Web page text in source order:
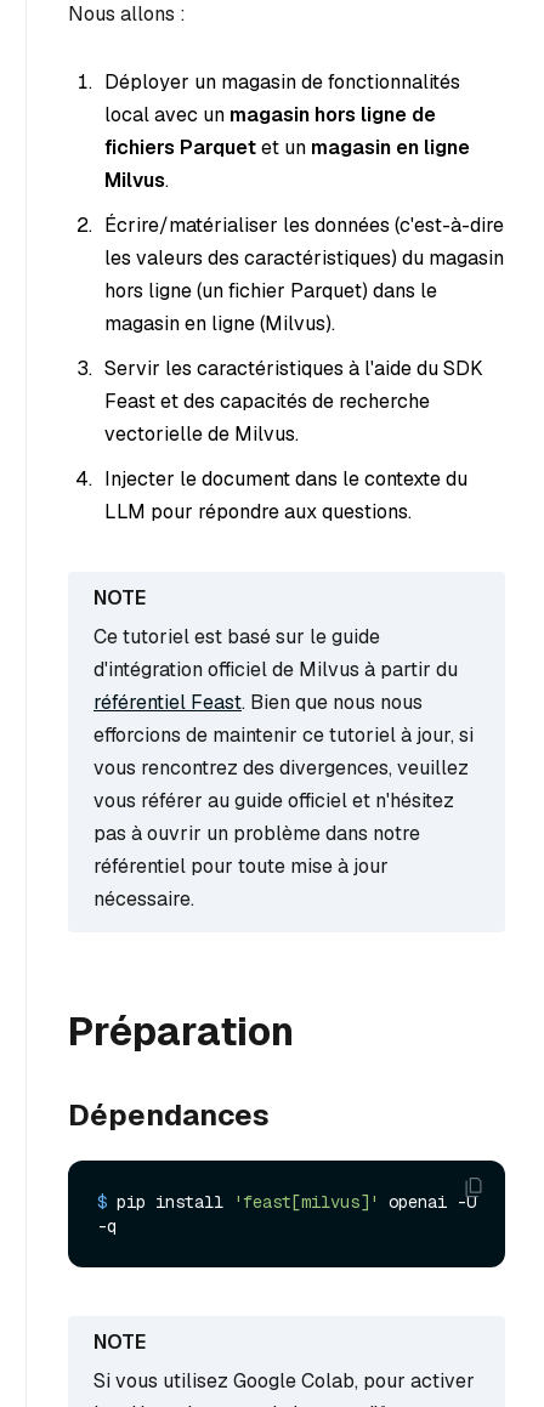
Nous allons :
Déployer un magasin de fonctionnalités
local avec un magasin hors ligne de
fichiers Parquetet un magasin en ligne
Milvus.
Écrire/matérialiser les données (c'est-à-dire
les valeurs des caractéristiques) du magasin
hors ligne (un fichier Parquet) dans le
magasin en ligne (Milvus).
Servir les caractéristiques à l'aide du SDK
Feast et des capacités de recherche
vectorielle de Milvus.
Injecter le document dans le contexte du
LLM pour répondre aux questions.
Ce tutoriel est basé sur le guide
d'intégration officiel de Milvus à partir du
référentiel Feast. Bien que nous nous
efforcions de maintenir ce tutoriel à jour, si
vous rencontrez des divergences, veuillez
vous référer au guide officiel et n'hésitez
pas à ouvrir un problème dans notre
référentiel pour toute mise à jour
nécessaire.
Préparation
Dépendances
$ pip install 'feast[milvus]'
openai -U
-q
Si vous utilisez Google Colab, pour activer